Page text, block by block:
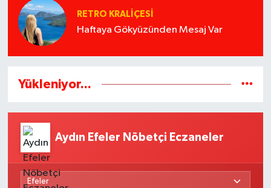
RETRO KRALIÇESI
Haftaya Gökyüzünden Mesaj Var
Yükleniyor...
Aydın Efeler Nöbetçi Eczaneler